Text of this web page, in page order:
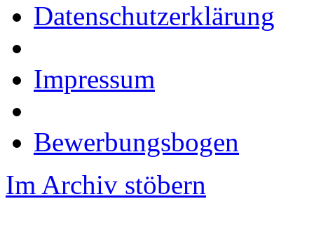
Datenschutzerklärung
Impressum
Bewerbungsbogen
Im Archiv stöbern